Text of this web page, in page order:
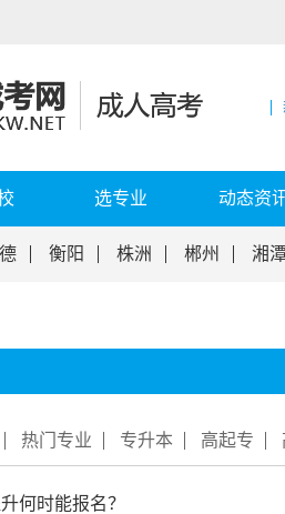
选专业 动态资
衡阳 株洲 郴州 湘
热门专业 专升本 高起专
何时能报名？